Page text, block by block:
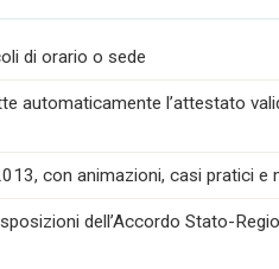
di orario o sede
l’attestato
con animazioni, casi pratici e
dell’Accordo Stato-